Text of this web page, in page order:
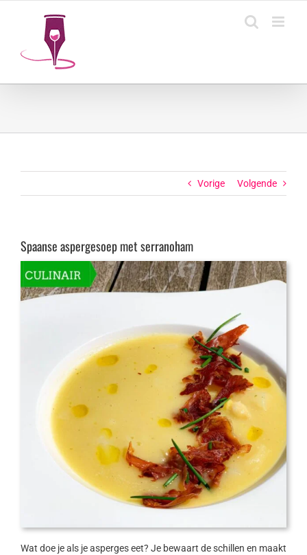
Vorige Volgende
Spaanse aspergesoep met serranoham
Wat doe je als je asperges eet? Je bewaart de schillen en maakt